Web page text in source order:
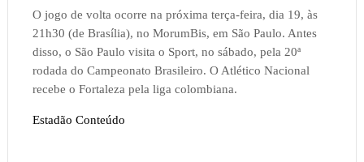
O jogo de volta ocorre na próxima terça-feira, dia 19, às
21h30 (de Brasília), no MorumBis, em São Paulo. Antes
disso, o São Paulo visita o Sport, no sábado, pela 20ª
rodada do Campeonato Brasileiro. O Atlético Nacional
recebe o Fortaleza pela liga colombiana.
Estadão Conteúdo